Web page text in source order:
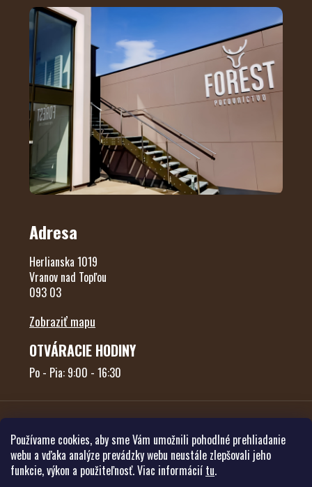
Používame cookies, aby sme Vám umožnili pohodlné prehliadanie
webu a vďaka analýze prevádzky webu neustále zlepšovali jeho
funkcie, výkon a použiteľnosť. Viac informácií tu.
Adresa
Herlianska 1019
Vranov nad Topľou
093 03
Zobraziť mapu
OTVÁRACIE HODINY
Po - Pia: 9:00 - 16:30